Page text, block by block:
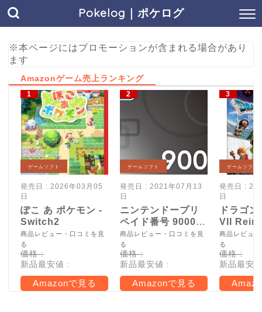
Pokelog｜ポケログ
※本ページにはプロモーションが含まれる場合があり
ます
Amazonゲーム売上ランキング
ゲームソフト
発売日 : 2026年03月05
日
ぽこ あ ポケモン -
Switch2
商品レビュー・口コミを見
る
価格 :
新品最安値 :
Amazonで見る
ゲームソフト
発売日 : 2021年07月13
日
ニンテンドープリ
ペイド番号 9000
円|オンラインコー
ド版
商品レビュー・口コミを見
る
価格 :
新品最安値 :
Amazonで見る
ゲームソフト
発売日 :
日
ドラゴ
VII
Switch2
商品レビュ
る
価格 :
新品最安